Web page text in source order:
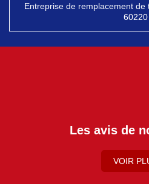
Entreprise de remplacement
60220
Les avis de
VOIR